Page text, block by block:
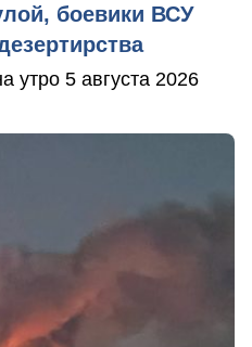
боевики ВСУ
утро 5 августа 2026